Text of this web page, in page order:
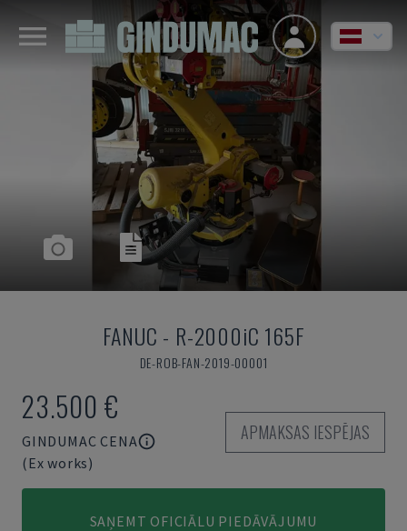
FANUC - R-2000iC 165F
DE-ROB-FAN-2019-00001
23.500 €
GINDUMAC CENA
(Ex works)
APMAKSAS IESPĒJAS
SAŅEMT OFICIĀLU PIEDĀVĀJUMU